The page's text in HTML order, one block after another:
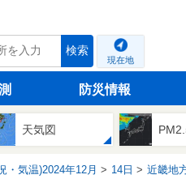
検索
現在地
防災情報
天気図
・気温)2024年12月 14日 近畿地